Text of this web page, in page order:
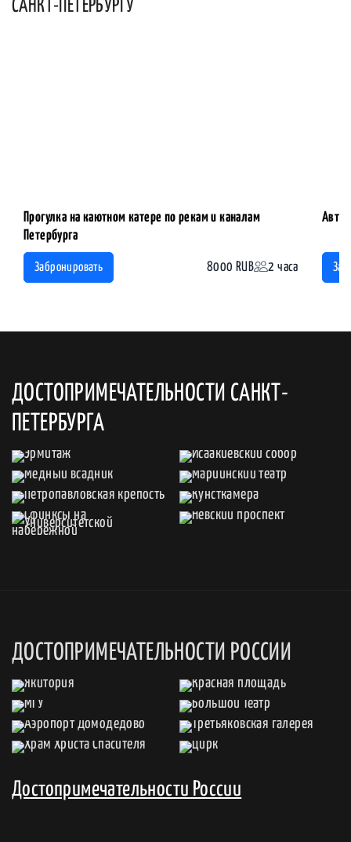
САНКТ-ПЕТЕРБУРГУ
Прогулка на каютном катере по рекам и каналам
Петербурга
Забронировать 8000 RUB 2 часа
ДОСТОПРИМЕЧАТЕЛЬНОСТИ САНКТ-
ПЕТЕРБУРГА
ДОСТОПРИМЕЧАТЕЛЬНОСТИ РОССИИ
Достопримечательности России